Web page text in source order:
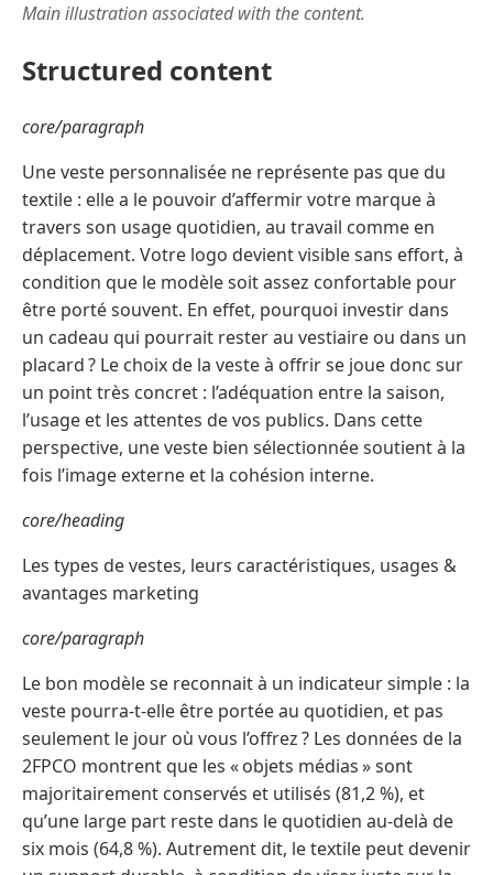
Main illustration associated with the content.
Structured content
core/paragraph
Une veste personnalisée ne représente pas que du
textile : elle a le pouvoir d’affermir votre marque à
travers son usage quotidien, au travail comme en
déplacement. Votre logo devient visible sans effort, à
condition que le modèle soit assez confortable pour
être porté souvent. En effet, pourquoi investir dans
un cadeau qui pourrait rester au vestiaire ou dans un
placard ? Le choix de la veste à offrir se joue donc sur
un point très concret : l’adéquation entre la saison,
l’usage et les attentes de vos publics. Dans cette
perspective, une veste bien sélectionnée soutient à la
fois l’image externe et la cohésion interne.
core/heading
Les types de vestes, leurs caractéristiques, usages &
avantages marketing
core/paragraph
Le bon modèle se reconnait à un indicateur simple : la
veste pourra-t-elle être portée au quotidien, et pas
seulement le jour où vous l’offrez ? Les données de la
2FPCO montrent que les « objets médias » sont
majoritairement conservés et utilisés (81,2 %), et
qu’une large part reste dans le quotidien au-delà de
six mois (64,8 %). Autrement dit, le textile peut devenir